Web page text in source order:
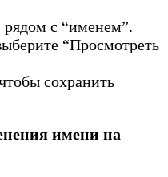
с “именем”.
“Просмотреть
сохранить
имени на